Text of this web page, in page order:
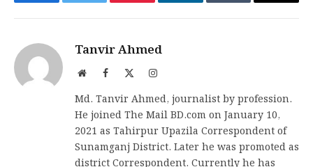
Tanvir Ahmed
WebsiteFacebook Instagram
Md. Tanvir Ahmed, journalist by profession.
He joined The Mail BD.com on January 10,
2021 as Tahirpur Upazila Correspondent of
Sunamganj District. Later he was promoted as
district Correspondent. Currently he has